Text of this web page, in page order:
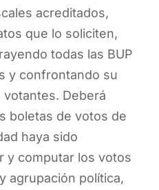
acreditados,
que lo soliciten,
todas las BUP
y confrontando su
votantes. Deberá
boletas de votos de
haya sido
y computar los votos
agrupación política,